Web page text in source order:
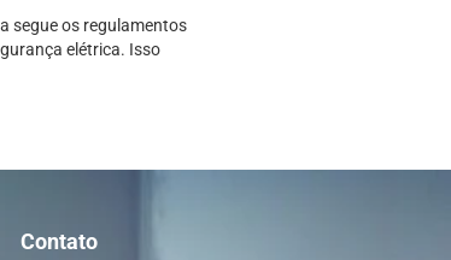
segue os regulamentos
elétrica. Isso
Contato